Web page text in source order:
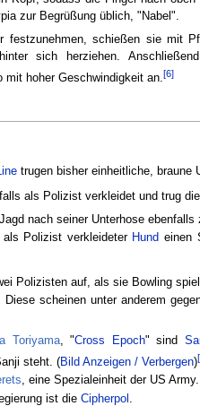
zur Begrüßung üblich, "Nabel".
festzunehmen, schießen sie mit
sich herziehen.
hoher Geschwindigkeit an. [6]
trugen bisher einheitliche, braune
als Polizist verkleidet und trug
nach seiner Unterhose ebenfalls
als Polizist verkleideter Hund einen
Polizisten auf, als sie Bowling
scheinen unter anderem
Toriyama, "Cross Epoch" sind
steht. (Bild Anzeigen / Verbergen)
, eine Spezialeinheit der US Army.
ist die Cipherpol